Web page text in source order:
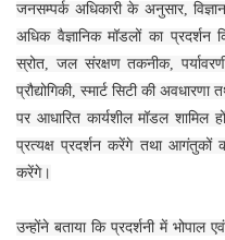
जनसम्पर्क अधिकारी के अनुसार, विज्ञान
अधिक वैज्ञानिक मॉडलों का प्रदर्शन
स्रोत, जल संरक्षण तकनीक,
प्रौद्योगिकी, स्मार्ट सिटी की
पर आधारित कार्यशील मॉडल शामिल
प्रत्यक्ष प्रदर्शन करेंगे तथा आगंतुकों
करेंगे।
उन्होंने बताया कि प्रदर्शनी में भोपाल